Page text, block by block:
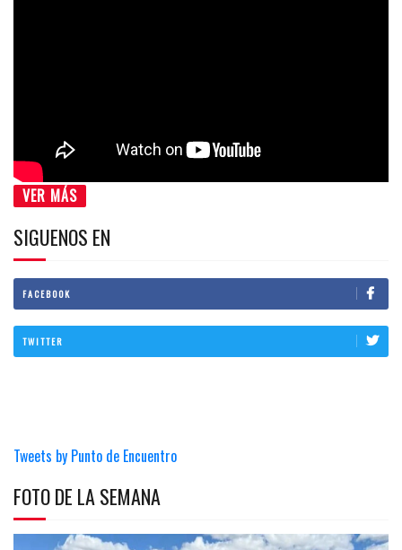
VER MÁS
SIGUENOS EN
FACEBOOK
TWITTER
Tweets by Punto de Encuentro
FOTO DE LA SEMANA